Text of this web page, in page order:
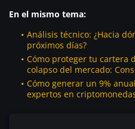
En el mismo tema:
Análisis técnico: ¿Hacia
próximos días?
Cómo proteger tu cartera
colapso del mercado:
Cómo generar un 9%
expertos en